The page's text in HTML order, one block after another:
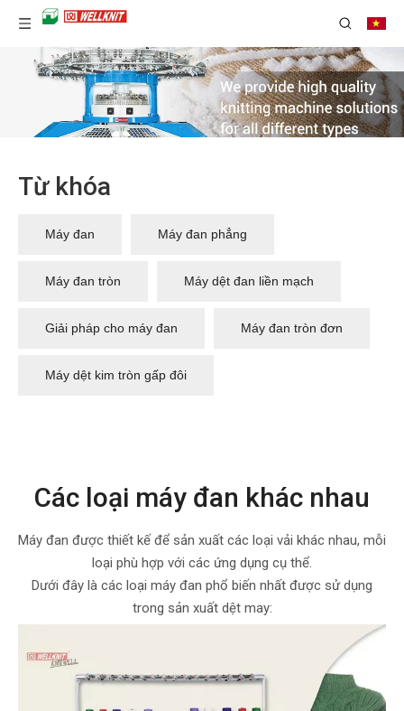
Từ khóa
Máy đan Máy đan phẳng
Máy đan tròn Máy dệt đan liền mạch
Giải pháp cho máy đan Máy đan tròn đơn
Máy dệt kim tròn gấp đôi
Các loại máy đan khác nhau
Máy đan được thiết kế để sản xuất các loại vải khác nhau, mỗi
loại phù hợp với các ứng dụng cụ thể.
Dưới đây là các loại máy đan phổ biến nhất được sử dụng
trong sản xuất dệt may: